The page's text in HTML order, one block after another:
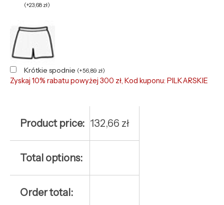
(+23,68 zł)
Krótkie spodnie (+56,89 zł)
Zyskaj 10% rabatu powyżej 300 zł, Kod kuponu: PILKARSKIE
Product price: 132,66 zł
Total options:
Order total: